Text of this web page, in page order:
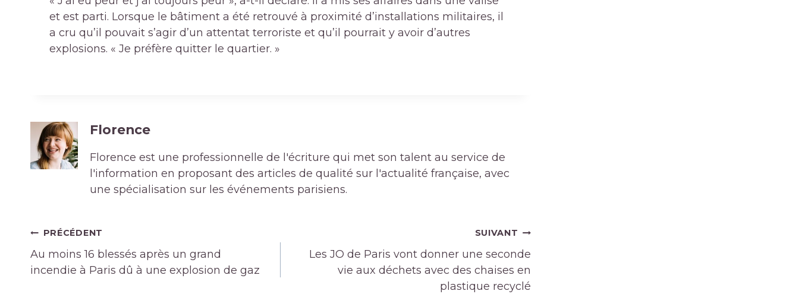
et est parti. Lorsque le bâtiment a été retrouvé à proximité d’installations militaires, il
a cru qu’il pouvait s’agir d’un attentat terroriste et qu’il pourrait y avoir d’autres
explosions. « Je préfère quitter le quartier. »
Florence
Florence est une professionnelle de l'écriture qui met son talent au service de
l'information en proposant des articles de qualité sur l'actualité française, avec
une spécialisation sur les événements parisiens.
Navigation
de
l’article
PRÉCÉDENT
Au moins 16 blessés après un grand
incendie à Paris dû à une explosion de gaz
SUIVANT
Les JO de Paris vont donner une seconde
vie aux déchets avec des chaises en
plastique recyclé